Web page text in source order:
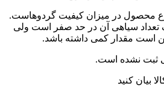
محصول در میزان کیفیت گردوهاست.
تعداد سیاهی آن در حد صفر است ولی
است مقدار کمی داشته باشد.
ثبت نشده است.
بیان کنید